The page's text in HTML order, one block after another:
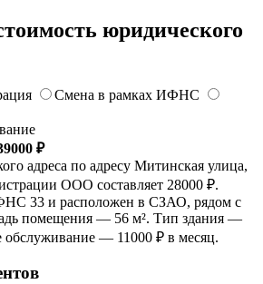
юридического
Смена в рамках ИФНС
₽
адреса по адресу Митинская улица,
ООО составляет 28000 ₽.
33 и расположен в СЗАО, рядом с
помещения — 56 м². Тип здания —
— 11000 ₽ в месяц.